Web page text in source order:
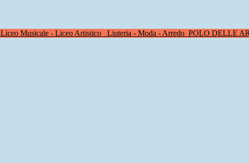
Liceo Musicale - Liceo Artistico Liuteria - Moda - Arredo POLO DELLE